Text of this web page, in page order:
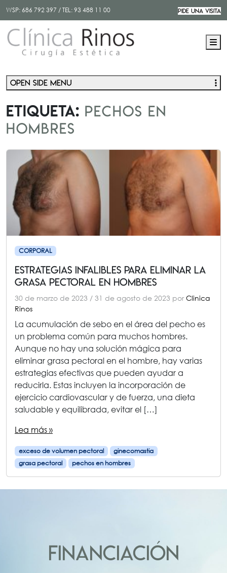
WSP: 686 792 397 / TEL:93 488 11 00 PIDE UNA VISITA
Etiqueta: pechos en
hombres
CORPORAL
Estrategias Infalibles para Eliminar la
Grasa Pectoral en Hombres
30 de marzo de 2023 / 31 de agosto de 2023 porClinica
Rinos
La acumulación de sebo en el área del pecho es
un problema común para muchos hombres.
Aunque no hay una solución mágica para
eliminar grasa pectoral en el hombre, hay varias
estrategias efectivas que pueden ayudar a
reducirla. Estas incluyen la incorporación de
ejercicio cardiovascular y de fuerza, una dieta
saludable y equilibrada, evitar el […]
Lea más »
exceso de volumen pectoral
ginecomastia
grasa pectoral
pechos en hombres
Open side menu
FINANCIACIÓN